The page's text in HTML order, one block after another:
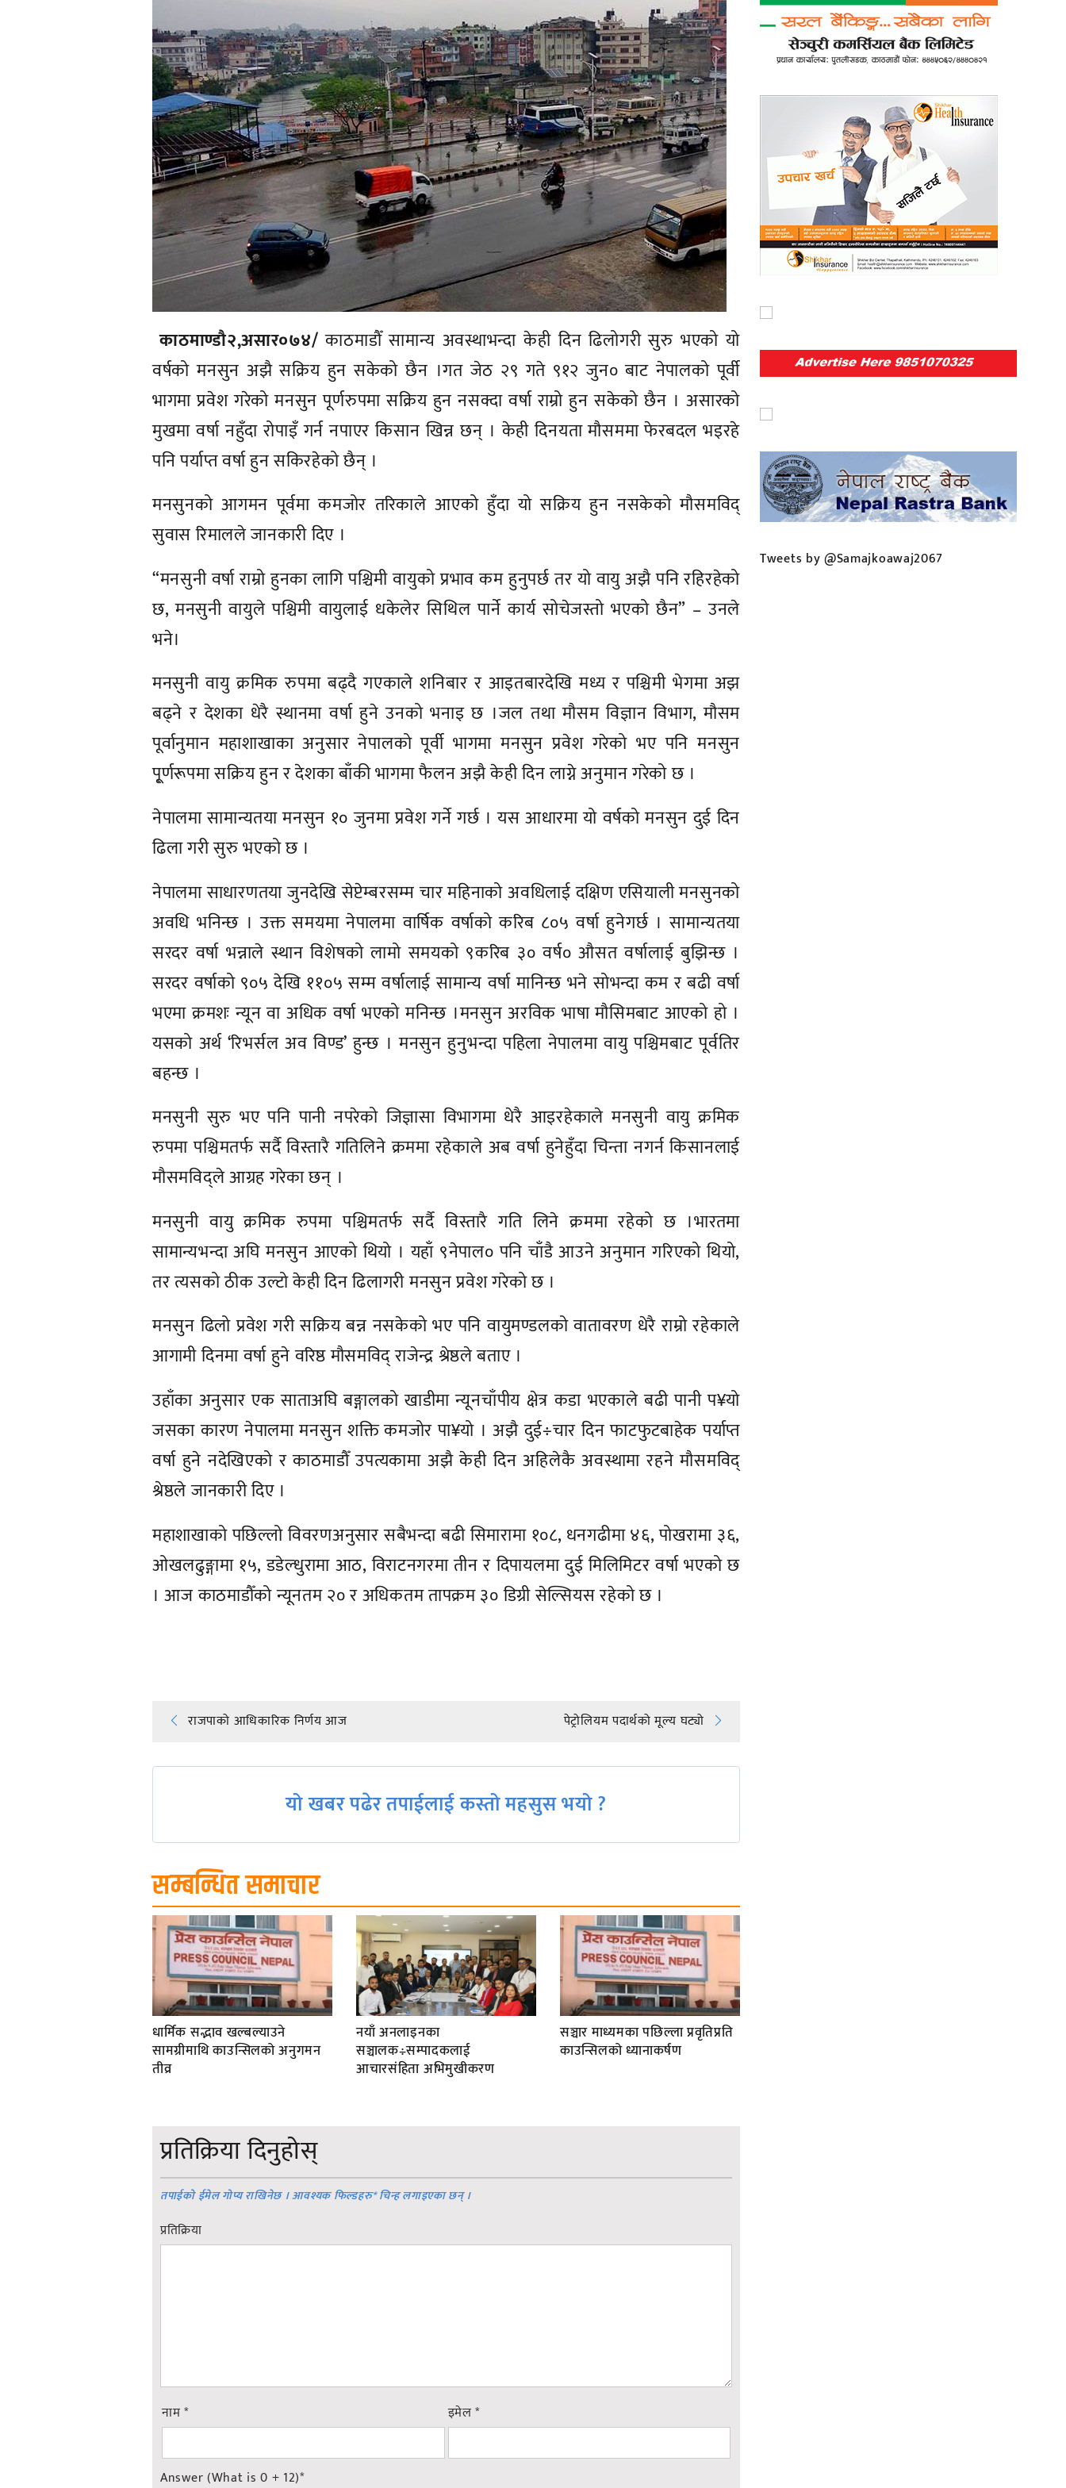
काठमाण्डाै२,असार०७४/ काठमाडौँ सामान्य अवस्थाभन्दा केही दिन ढिलोगरी सुरु भएको यो
वर्षको मनसुन अझै सक्रिय हुन सकेको छैन ।गत जेठ २९ गते ९१२ जुन० बाट नेपालको पूर्वी
भागमा प्रवेश गरेको मनसुन पूर्णरुपमा सक्रिय हुन नसक्दा वर्षा राम्रो हुन सकेको छैन । असारको
मुखमा वर्षा नहुँदा रोपाइँ गर्न नपाएर किसान खिन्न छन् । केही दिनयता मौसममा फेरबदल भइरहे
पनि पर्याप्त वर्षा हुन सकिरहेको छैन् ।
मनसुनको आगमन पूर्वमा कमजोर तरिकाले आएको हुँदा यो सक्रिय हुन नसकेको मौसमविद्
सुवास रिमालले जानकारी दिए ।
“मनसुनी वर्षा राम्रो हुनका लागि पश्चिमी वायुको प्रभाव कम हुनुपर्छ तर यो वायु अझै पनि रहिरहेको
छ, मनसुनी वायुले पश्चिमी वायुलाई धकेलेर सिथिल पार्ने कार्य सोचेजस्तो भएको छैन” – उनले
भने।
मनसुनी वायु क्रमिक रुपमा बढ्दै गएकाले शनिबार र आइतबारदेखि मध्य र पश्चिमी भेगमा अझ
बढ्ने र देशका धेरै स्थानमा वर्षा हुने उनको भनाइ छ ।जल तथा मौसम विज्ञान विभाग, मौसम
पूर्वानुमान महाशाखाका अनुसार नेपालको पूर्वी भागमा मनसुन प्रवेश गरेको भए पनि मनसुन
पू्र्णरूपमा सक्रिय हुन र देशका बाँकी भागमा फैलन अझै केही दिन लाग्ने अनुमान गरेको छ ।
नेपालमा सामान्यतया मनसुन १० जुनमा प्रवेश गर्ने गर्छ । यस आधारमा यो वर्षको मनसुन दुई दिन
ढिला गरी सुरु भएको छ ।
नेपालमा साधारणतया जुनदेखि सेप्टेम्बरसम्म चार महिनाको अवधिलाई दक्षिण एसियाली मनसुनको
अवधि भनिन्छ । उक्त समयमा नेपालमा वार्षिक वर्षाको करिब ८०५ वर्षा हुनेगर्छ । सामान्यतया
सरदर वर्षा भन्नाले स्थान विशेषको लामो समयको ९करिब ३० वर्ष० औसत वर्षालाई बुझिन्छ ।
सरदर वर्षाको ९०५ देखि ११०५ सम्म वर्षालाई सामान्य वर्षा मानिन्छ भने सोभन्दा कम र बढी वर्षा
भएमा क्रमशः न्यून वा अधिक वर्षा भएको मनिन्छ ।मनसुन अरविक भाषा मौसिमबाट आएको हो ।
यसको अर्थ ‘रिभर्सल अव विण्ड’ हुन्छ । मनसुन हुनुभन्दा पहिला नेपालमा वायु पश्चिमबाट पूर्वतिर
बहन्छ ।
मनसुनी सुरु भए पनि पानी नपरेको जिज्ञासा विभागमा धेरै आइरहेकाले मनसुनी वायु क्रमिक
रुपमा पश्चिमतर्फ सर्दै विस्तारै गतिलिने क्रममा रहेकाले अब वर्षा हुनेहुँदा चिन्ता नगर्न किसानलाई
मौसमविद्ले आग्रह गरेका छन् ।
मनसुनी वायु क्रमिक रुपमा पश्चिमतर्फ सर्दै विस्तारै गति लिने क्रममा रहेको छ ।भारतमा
सामान्यभन्दा अघि मनसुन आएको थियो । यहाँ ९नेपाल० पनि चाँडै आउने अनुमान गरिएको थियो,
तर त्यसको ठीक उल्टो केही दिन ढिलागरी मनसुन प्रवेश गरेको छ ।
मनसुन ढिलो प्रवेश गरी सक्रिय बन्न नसकेको भए पनि वायुमण्डलको वातावरण धेरै राम्रो रहेकाले
आगामी दिनमा वर्षा हुने वरिष्ठ मौसमविद् राजेन्द्र श्रेष्ठले बताए ।
उहाँका अनुसार एक साताअघि बङ्गालको खाडीमा न्यूनचाँपीय क्षेत्र कडा भएकाले बढी पानी प¥यो
जसका कारण नेपालमा मनसुन शक्ति कमजोर पा¥यो । अझै दुई÷चार दिन फाटफुटबाहेक पर्याप्त
वर्षा हुने नदेखिएको र काठमाडौँ उपत्यकामा अझै केही दिन अहिलेकै अवस्थामा रहने मौसमविद्
श्रेष्ठले जानकारी दिए ।
महाशाखाको पछिल्लो विवरणअनुसार सबैभन्दा बढी सिमारामा १०८, धनगढीमा ४६, पोखरामा ३६,
ओखलढुङ्गामा १५, डडेल्धुरामा आठ, विराटनगरमा तीन र दिपायलमा दुई मिलिमिटर वर्षा भएको छ
। आज काठमाडौँको न्यूनतम २० र अधिकतम तापक्रम ३० डिग्री सेल्सियस रहेको छ ।
Post
navigation
राजपाको आधिकारिक निर्णय आज पेट्रोलियम पदार्थको मूल्य घट्यो
यो खबर पढेर तपाईलाई कस्तो महसुस भयो ?
सम्बन्धित समाचार
धार्मिक सद्भाव खल्बल्याउने
सामग्रीमाथि काउन्सिलको अनुगमन
तीव्र
नयाँ अनलाइनका
सञ्चालक÷सम्पादकलाई
आचारसंहिता अभिमुखीकरण
सञ्चार माध्यमका पछिल्ला प्रवृतिप्रति
काउन्सिलको ध्यानाकर्षण
प्रतिक्रिया दिनुहोस्
तपाईको ईमेल गोप्य राखिनेछ । आवश्यक फिल्डहरु*चिन्ह लगाइएका छन् ।
प्रतिक्रिया
नाम* इमेल*
Answer (What is 0 + 12)*
Tweets by @Samajkoawaj2067